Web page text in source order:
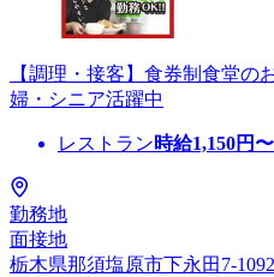
【調理・接客】食券制食堂
婦・シニア活躍中
レストラン時給1,150円〜
勤務地
面接地
栃木県那須塩原市下永田7-